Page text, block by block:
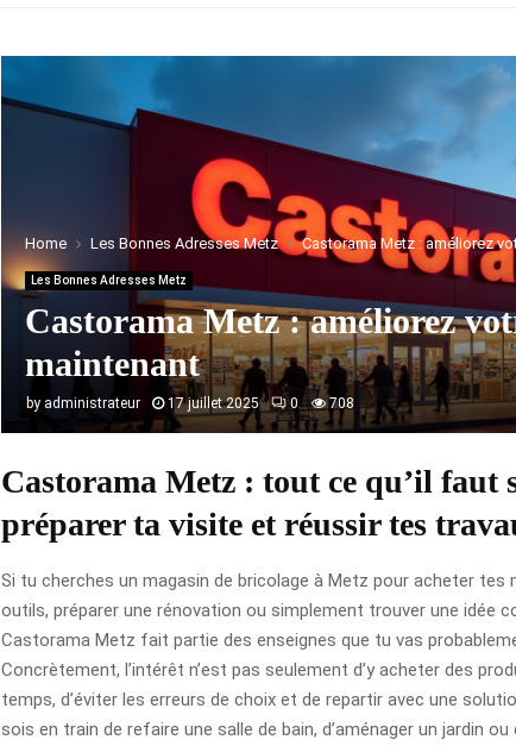
Home Les Bonnes Adresses Metz Castorama Metz : améliorez
Les Bonnes Adresses Metz
Castorama Metz : améliorez
maintenant
by administrateur 17 juillet 2025 0 708
Castorama Metz : tout ce qu’il faut
préparer ta visite et réussir tes
Si tu cherches un magasin de bricolage à Metz pour acheter tes
outils, préparer une rénovation ou simplement trouver une idée
Castorama Metz fait partie des enseignes que tu vas
Concrètement, l’intérêt n’est pas seulement d’y acheter des
temps, d’éviter les erreurs de choix et de repartir avec une
sois en train de refaire une salle de bain, d’aménager un jardin